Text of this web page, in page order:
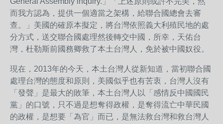
而我方認為，提供一個適當之架構，給聯合國總會去審
查。」美國的確原本擬定，將台灣依照義大利殖民地的處
分方式，送交聯合國處理然後轉交中國，所幸，天佑台
灣，杜勒斯前國務卿救了本土台灣人，免於被中國奴役。
現在，2013年的今天，本土台灣人從新知道，當初聯合國
處理台灣的態度和原則，美國似乎也有苦衷，台灣人沒有
「發聲」是最大的敗筆，本土台灣人以「感情反中國國民
黨」的口號，只不過是想奪得政權，是奪得流亡中華民國
的政權，是想要「為官」而已，是無法救台灣和救台灣人